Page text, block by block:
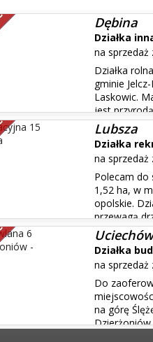
Dębina
Działka
na sprzedaż
Działka
gminie
Laskowic.
jest
ceniących sobie spokój i
...
Lubsza
Działka
na sprzedaż
Polecam do
1,52 ha, w
opolskie.
przewagą
Brzegu - około 8 km, z Lubszy
Uciechów
Działka
na sprzedaż
Do
na górę
Dzierżoniów